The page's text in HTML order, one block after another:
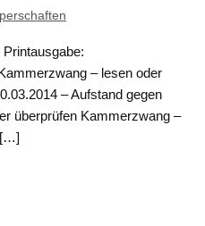
– lesen oder
– Aufstand gegen
überprüfen Kammerzwang –
[…]